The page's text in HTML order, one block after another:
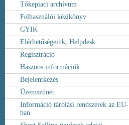
Tőkepiaci archívum
Felhasználói kézikönyv
GYIK
Elérhetőségeink, Helpdesk
Regisztráció
Hasznos információk
Bejelentkezés
Üzemszünet
Információ tárolási rendszerek az EU-
ban